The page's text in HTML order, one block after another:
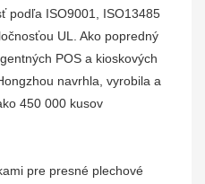
podľa ISO9001, ISO13485
UL. Ako popredný
POS a kioskových
navrhla, vyrobila a
450 000 kusov
pre presné plechové